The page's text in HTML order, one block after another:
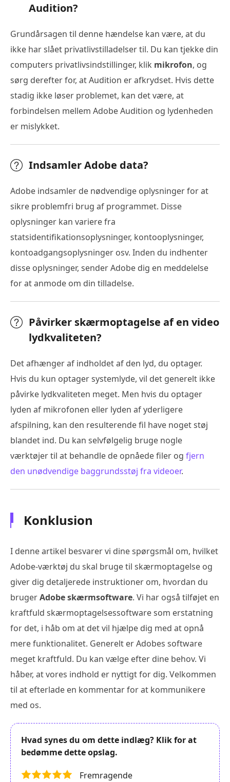
Audition?
Grundårsagen til denne hændelse kan være, at du
ikke har slået privatlivstilladelser til. Du kan tjekke din
computers privatlivsindstillinger, klik mikrofon, og
sørg derefter for, at Audition er afkrydset. Hvis dette
stadig ikke løser problemet, kan det være, at
forbindelsen mellem Adobe Audition og lydenheden
er mislykket.
Indsamler Adobe data?
Adobe indsamler de nødvendige oplysninger for at
sikre problemfri brug af programmet. Disse
oplysninger kan variere fra
statsidentifikationsoplysninger, kontooplysninger,
kontoadgangsoplysninger osv. Inden du indhenter
disse oplysninger, sender Adobe dig en meddelelse
for at anmode om din tilladelse.
Påvirker skærmoptagelse af en video
lydkvaliteten?
Det afhænger af indholdet af den lyd, du optager.
Hvis du kun optager systemlyde, vil det generelt ikke
påvirke lydkvaliteten meget. Men hvis du optager
lyden af mikrofonen eller lyden af yderligere
afspilning, kan den resulterende fil have noget støj
blandet ind. Du kan selvfølgelig bruge nogle
værktøjer til at behandle de opnåede filer og fjern
den unødvendige baggrundsstøj fra videoer.
Konklusion
I denne artikel besvarer vi dine spørgsmål om, hvilket
Adobe-værktøj du skal bruge til skærmoptagelse og
giver dig detaljerede instruktioner om, hvordan du
brugerAdobe skærmsoftware. Vi har også tilføjet en
kraftfuld skærmoptagelsessoftware som erstatning
for det, i håb om at det vil hjælpe dig med at opnå
mere funktionalitet. Generelt er Adobes software
meget kraftfuld. Du kan vælge efter dine behov. Vi
håber, at vores indhold er nyttigt for dig. Velkommen
til at efterlade en kommentar for at kommunikere
med os.
Hvad synes du om dette indlæg? Klik for at
bedømme dette opslag.
Fremragende